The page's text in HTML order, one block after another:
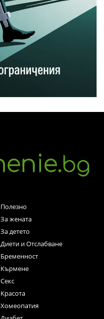
Полезно
За жената
За детето
Диети и Отслабване
Бременност
Кърмене
Секс
Красота
Хомеопатия